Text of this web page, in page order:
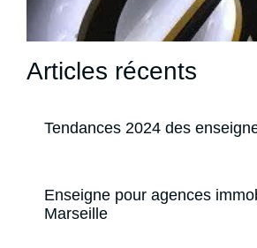
Articles récents
Tendances 2024 des
Enseigne pour agences
Marseille